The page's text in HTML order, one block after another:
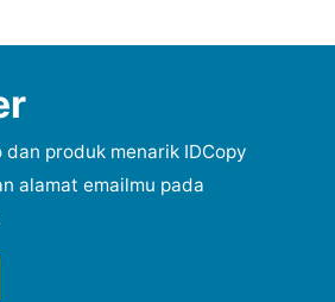
produk menarik IDCopy
alamat emailmu pada